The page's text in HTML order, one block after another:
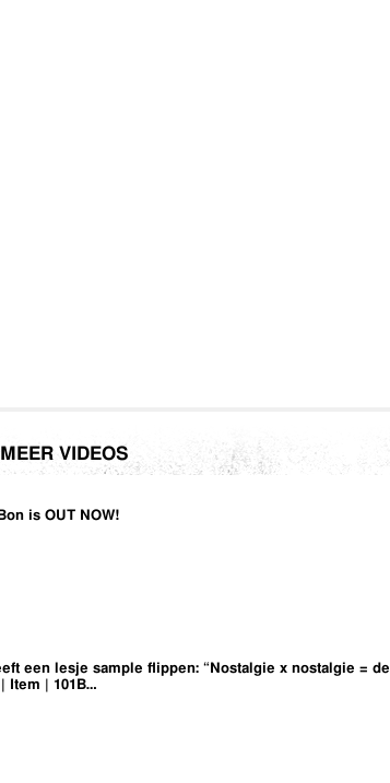
MEER VIDEOS
is OUT NOW!
een lesje sample flippen: “Nostalgie x nostalgie = de
Item | 101B…